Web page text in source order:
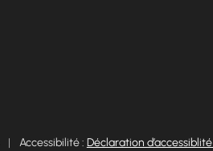
| Accessibilité : Déclaration d’accessiblité